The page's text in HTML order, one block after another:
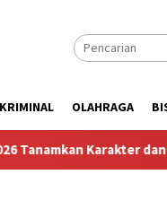
KRIMINAL OLAHRAGA
dan Semangat